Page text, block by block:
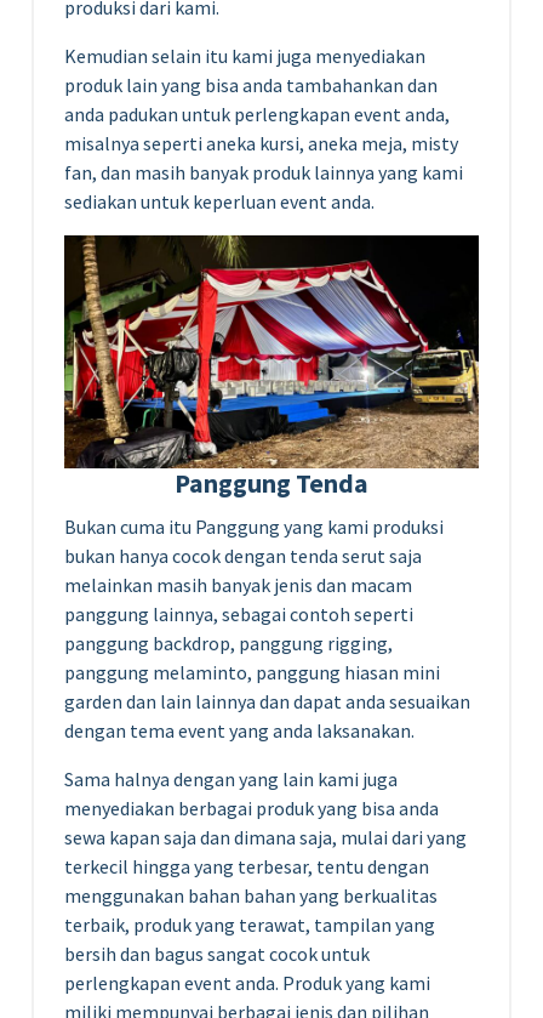
produksi dari kami.
Kemudian selain itu kami juga menyediakan
produk lain yang bisa anda tambahankan dan
anda padukan untuk perlengkapan event anda,
misalnya seperti aneka kursi, aneka meja, misty
fan, dan masih banyak produk lainnya yang kami
sediakan untuk keperluan event anda.
Panggung Tenda
Bukan cuma itu Panggung yang kami produksi
bukan hanya cocok dengan tenda serut saja
melainkan masih banyak jenis dan macam
panggung lainnya, sebagai contoh seperti
panggung backdrop, panggung rigging,
panggung melaminto, panggung hiasan mini
garden dan lain lainnya dan dapat anda sesuaikan
dengan tema event yang anda laksanakan.
Sama halnya dengan yang lain kami juga
menyediakan berbagai produk yang bisa anda
sewa kapan saja dan dimana saja, mulai dari yang
terkecil hingga yang terbesar, tentu dengan
menggunakan bahan bahan yang berkualitas
terbaik, produk yang terawat, tampilan yang
bersih dan bagus sangat cocok untuk
perlengkapan event anda. Produk yang kami
miliki mempunyai berbagai jenis dan pilihan